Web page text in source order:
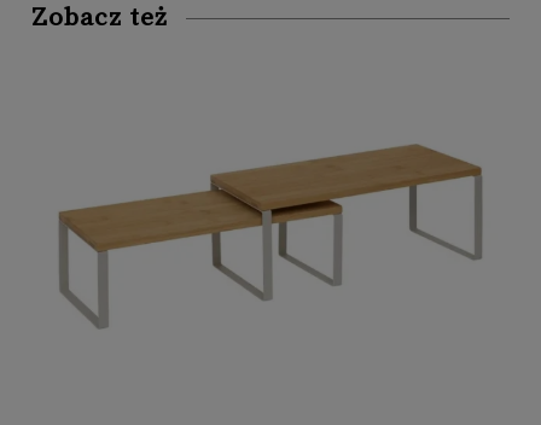
Zobacz też